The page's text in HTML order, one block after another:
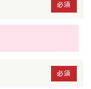
必須
必須